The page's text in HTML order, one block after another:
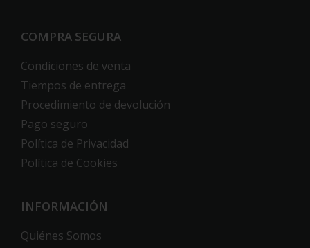
COMPRA SEGURA
Condiciones de venta
Tiempos de entrega
Procedimiento de devolución
Pago seguro
Política de Privacidad
Política de Cookies
INFORMACIÓN
Quiénes Somos